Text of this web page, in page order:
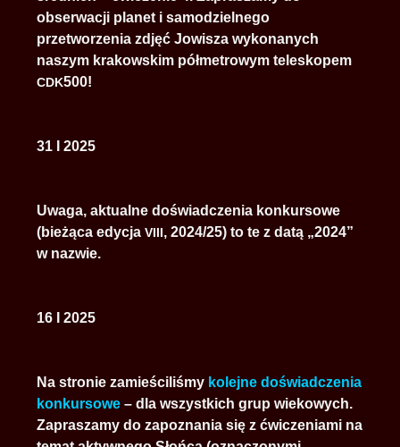
obserwacji planet i samodzielnego
przetworzenia zdjęć Jowisza wykonanych
naszym krakowskim półmetrowym teleskopem
CDK500!
31 I 2025
Uwaga, aktualne doświadczenia konkursowe
(bieżąca edycja VIII, 2024/25) to te z datą „2024”
w nazwie.
16 I 2025
Na stronie zamieściliśmy kolejne doświadczenia
konkursowe – dla wszystkich grup wiekowych.
Zapraszamy do zapoznania się z ćwiczeniami na